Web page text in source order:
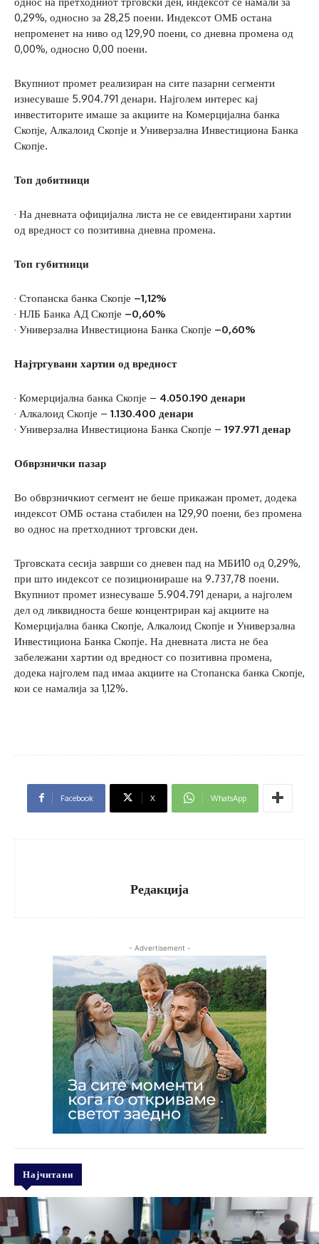
0,29%, односно за 28,25 поени. Индексот ОМБ остана
непроменет на ниво од 129,90 поени, со дневна промена од
0,00%, односно 0,00 поени.
Вкупниот промет реализиран на сите пазарни сегменти
изнесуваше 5.904.791 денари. Најголем интерес кај
инвеститорите имаше за акциите на Комерцијална банка
Скопје, Алкалоид Скопје и Универзална Инвестициона Банка
Скопје.
Топ добитници
· На дневната официјална листа не се евидентирани хартии
од вредност со позитивна дневна промена.
Топ губитници
· Стопанска банка Скопје –1,12%
· НЛБ Банка АД Скопје –0,60%
· Универзална Инвестициона Банка Скопје –0,60%
Најтргувани хартии од вредност
· Комерцијална банка Скопје – 4.050.190 денари
· Алкалоид Скопје – 1.130.400 денари
· Универзална Инвестициона Банка Скопје – 197.971 денар
Обврзнички пазар
Во обврзничкиот сегмент не беше прикажан промет, додека
индексот ОМБ остана стабилен на 129,90 поени, без промена
во однос на претходниот трговски ден.
Трговската сесија заврши со дневен пад на МБИ10 од 0,29%,
при што индексот се позиционираше на 9.737,78 поени.
Вкупниот промет изнесуваше 5.904.791 денари, а најголем
дел од ликвидноста беше концентриран кај акциите на
Комерцијална банка Скопје, Алкалоид Скопје и Универзална
Инвестициона Банка Скопје. На дневната листа не беа
забележани хартии од вредност со позитивна промена,
додека најголем пад имаа акциите на Стопанска банка Скопје,
кои се намалија за 1,12%.
Facebook X WhatsApp
Редакција
- Advertisement -
Најчитани